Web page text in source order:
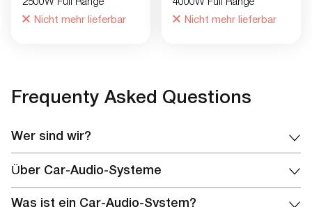
2500W Full Range
Nicht mehr lieferbar
4000W Full Range
Nicht mehr lieferbar
Frequenty Asked Questions
Wer sind wir?
Online-Shop der Marke Pride Car Audio in den Vereinigten
Über Car-Audio-Systeme
Was ist ein Car-Audio-System?